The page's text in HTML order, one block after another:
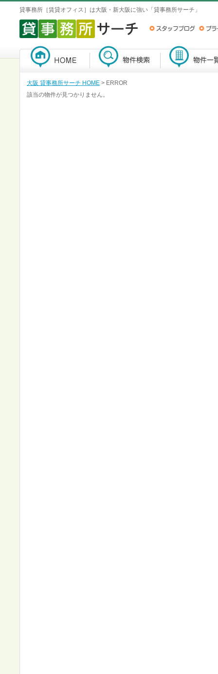
貸事務所［賃貸オフィス］は大阪・新大阪に強い「貸事務所サーチ」
大阪 貸事務所サーチ HOME > ERROR
該当の物件が見つかりません。